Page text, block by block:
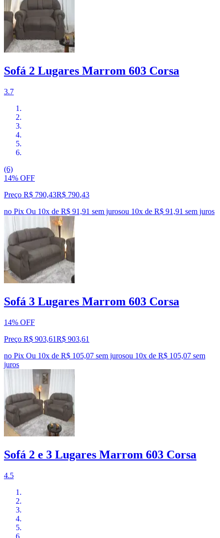
Sofá 2 Lugares Marrom 603 Corsa
3.7
(6)
14% OFF
Preço R$ 790,43R$ 790,43
no Pix Ou 10x de R$ 91,91 sem jurosou 10x de R$ 91,91 sem juros
Sofá 3 Lugares Marrom 603 Corsa
14% OFF
Preço R$ 903,61R$ 903,61
no Pix Ou 10x de R$ 105,07 sem jurosou 10x de R$ 105,07 sem
juros
Sofá 2 e 3 Lugares Marrom 603 Corsa
4.5